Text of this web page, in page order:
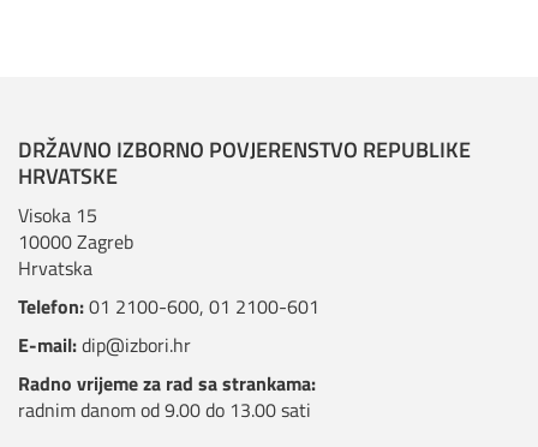
DRŽAVNO IZBORNO POVJERENSTVO REPUBLIKE
HRVATSKE
Visoka 15
10000 Zagreb
Hrvatska
Telefon:01 2100-600, 01 2100-601
E-mail:dip@izbori.hr
Radno vrijeme za rad sa strankama:
radnim danom od 9.00 do 13.00 sati